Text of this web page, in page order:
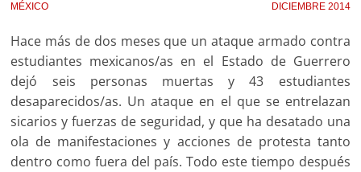
MÉXICO DICIEMBRE 2014
Hace más de dos meses que un ataque armado contra
estudiantes mexicanos/as en el Estado de Guerrero
dejó seis personas muertas y 43 estudiantes
desaparecidos/as. Un ataque en el que se entrelazan
sicarios y fuerzas de seguridad, y que ha desatado una
ola de manifestaciones y acciones de protesta tanto
dentro como fuera del país. Todo este tiempo después